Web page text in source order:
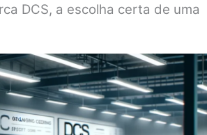
DCS, a escolha certa de uma